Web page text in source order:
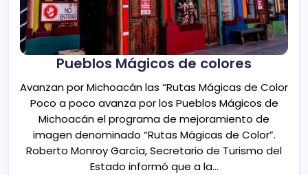
Pueblos Mágicos de colores
Avanzan por Michoacán las “Rutas Mágicas de Color
Poco a poco avanza por los Pueblos Mágicos de
Michoacán el programa de mejoramiento de
imagen denominado “Rutas Mágicas de Color”.
Roberto Monroy García, Secretario de Turismo del
Estado informó que a la…